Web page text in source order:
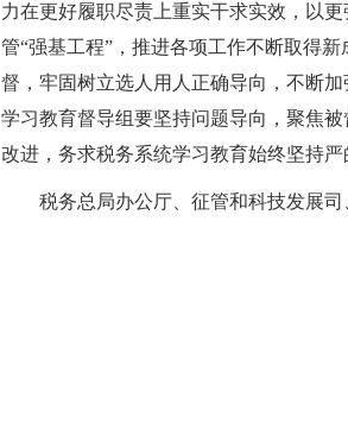
力在更好履职尽责上重实干求实效，以
管“强基工程”，推进各项工作不断取得
督，牢固树立选人用人正确导向，不断
学习教育督导组要坚持问题导向，聚焦
改进，务求税务系统学习教育始终坚持严
税务总局办公厅、征管和科技发展